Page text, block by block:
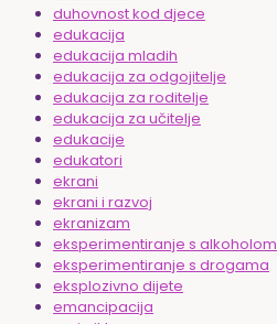
duhovnost kod djece
edukacija
edukacija mladih
edukacija za odgojitelje
edukacija za roditelje
edukacija za učitelje
edukacije
edukatori
ekrani
ekrani i razvoj
ekranizam
eksperimentiranje s alkoholom
eksperimentiranje s drogama
eksplozivno dijete
emancipacija